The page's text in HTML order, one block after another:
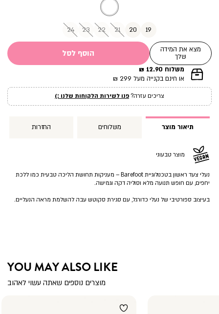
19
20
21
22
23
24
מצא את המידה
שלך
הוסף לסל
|
תומך
עמוד
מוצר
משלוח 12.90 ₪
או חינם בקנייה מעל 299 ₪
צריכים עזרה?פנו לשירות הלקוחות שלנו :)
תיאור מוצר משלוחים החזרות
מוצר טבעוני
נעלי צעד ראשון בטכנולוגיית Barefoot – מעניקות תחושת הליכה טבעית כמו ללכת
יחפים, עם חופש תנועה מלא וסוליה דקה וגמישה.
בעיצוב ספורטיבי של נעלי כדורגל, עם סגירת סקוטש עבה להשלמת מראה הנעליים.
YOU MAY ALSO LIKE
מוצרים נוספים שאתה עשוי לאהוב